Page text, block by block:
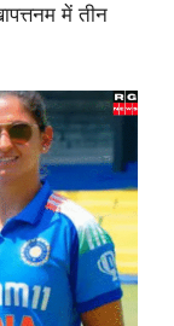
में तीन